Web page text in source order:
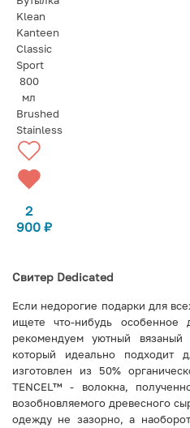
Klean
Kanteen
Classic
Sport
800
мл
Brushed
Stainless
2
900 ₽
Свитер Dedicated
Если недорогие подарки для
ищете что-нибудь
рекомендуем уютный
который идеально подходит
изготовлен из 50%
TENCEL™ - волокна,
возобновляемого древесного
одежду не зазорно, а